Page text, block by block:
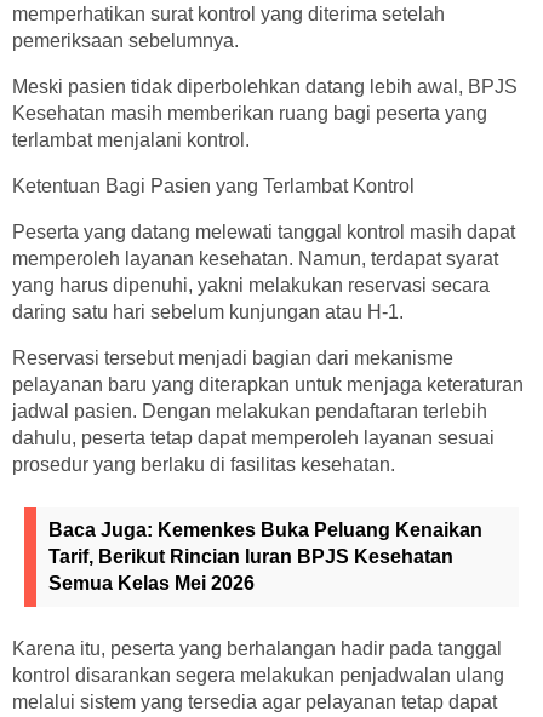
memperhatikan surat kontrol yang diterima setelah
pemeriksaan sebelumnya.
Meski pasien tidak diperbolehkan datang lebih awal, BPJS
Kesehatan masih memberikan ruang bagi peserta yang
terlambat menjalani kontrol.
Ketentuan Bagi Pasien yang Terlambat Kontrol
Peserta yang datang melewati tanggal kontrol masih dapat
memperoleh layanan kesehatan. Namun, terdapat syarat
yang harus dipenuhi, yakni melakukan reservasi secara
daring satu hari sebelum kunjungan atau H-1.
Reservasi tersebut menjadi bagian dari mekanisme
pelayanan baru yang diterapkan untuk menjaga keteraturan
jadwal pasien. Dengan melakukan pendaftaran terlebih
dahulu, peserta tetap dapat memperoleh layanan sesuai
prosedur yang berlaku di fasilitas kesehatan.
Baca Juga: Kemenkes Buka Peluang Kenaikan
Tarif, Berikut Rincian Iuran BPJS Kesehatan
Semua Kelas Mei 2026
Karena itu, peserta yang berhalangan hadir pada tanggal
kontrol disarankan segera melakukan penjadwalan ulang
melalui sistem yang tersedia agar pelayanan tetap dapat